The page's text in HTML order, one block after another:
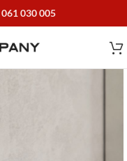
061 030 005